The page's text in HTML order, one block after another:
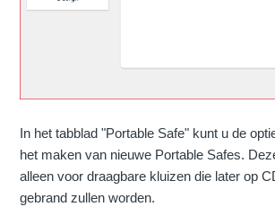
In het tabblad "Portable Safe" kunt u de
het maken van nieuwe Portable Safes.
alleen voor draagbare kluizen die later op
gebrand zullen worden.